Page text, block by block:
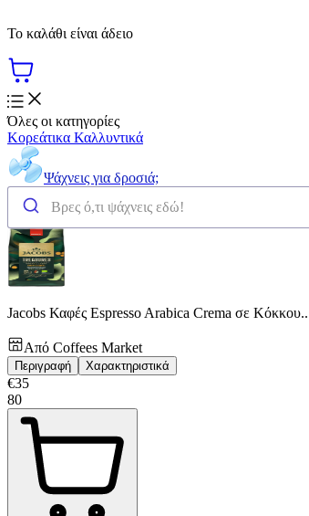
Το καλάθι είναι άδειο
Όλες οι κατηγορίες
Κορεάτικα Καλλυντικά
Ψάχνεις για δροσιά;
Jacobs Καφές Espresso Arabica Crema σε
Από Coffees Market
Περιγραφή Χαρακτηριστικά
€35
80